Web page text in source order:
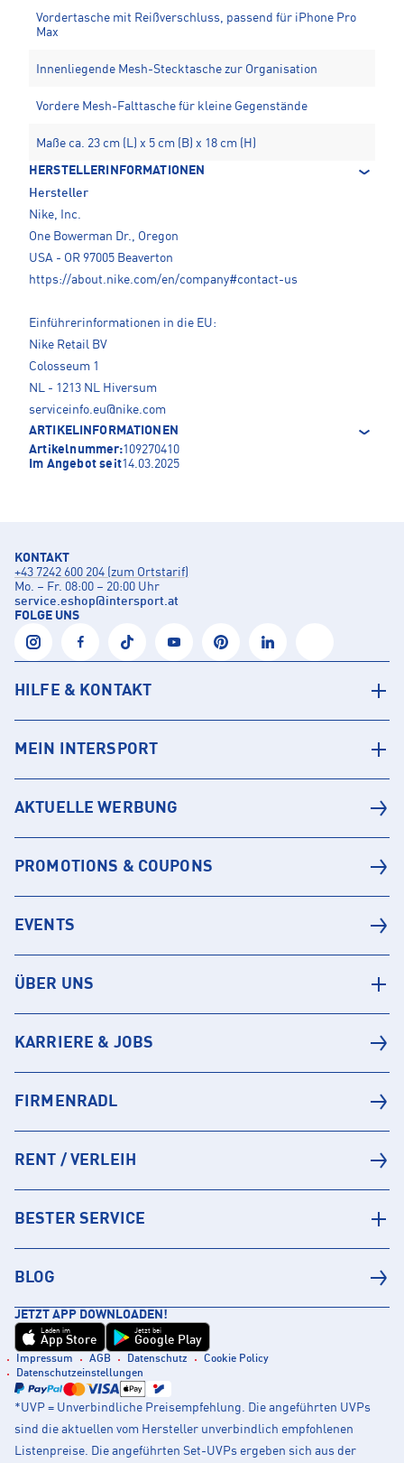
Vordertasche mit Reißverschluss, passend für iPhone Pro
Max
Innenliegende Mesh-Stecktasche zur Organisation
Vordere Mesh-Falttasche für kleine Gegenstände
Maße ca. 23 cm (L) x 5 cm (B) x 18 cm (H)
HERSTELLERINFORMATIONEN
Hersteller
Nike, Inc.
One Bowerman Dr., Oregon
USA - OR 97005 Beaverton
https://about.nike.com/en/company#contact-us
Einführerinformationen in die EU:
Nike Retail BV
Colosseum 1
NL - 1213 NL Hiversum
serviceinfo.eu@nike.com
ARTIKELINFORMATIONEN
Artikelnummer:109270410
Im Angebot seit14.03.2025
KONTAKT
+43 7242 600 204 (zum Ortstarif)
Mo. – Fr. 08:00 – 20:00 Uhr
service.eshop@intersport.at
FOLGE UNS
HILFE & KONTAKT
MEIN INTERSPORT
AKTUELLE WERBUNG
PROMOTIONS & COUPONS
EVENTS
ÜBER UNS
KARRIERE & JOBS
FIRMENRADL
RENT / VERLEIH
BESTER SERVICE
BLOG
JETZT APP DOWNLOADEN!
Laden im
App Store
Jetzt bei
Google Play
Impressum AGB Datenschutz
Cookie Policy
Datenschutzeinstellungen
*UVP = Unverbindliche Preisempfehlung. Die angeführten UVPs
sind die aktuellen vom Hersteller unverbindlich empfohlenen
Listenpreise. Die angeführten Set-UVPs ergeben sich aus der